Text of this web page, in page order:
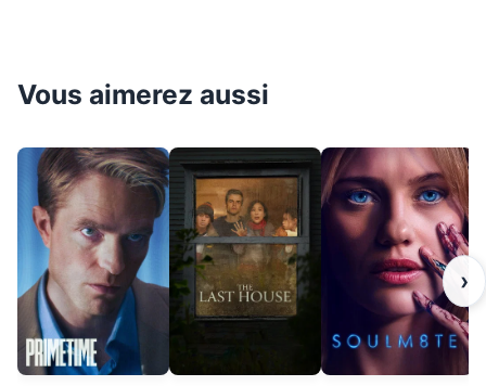
Vous aimerez aussi
›